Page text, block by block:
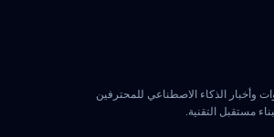
وأخبار الذكاء الاصطناعي للمحترفين
مستقبل التقنية.